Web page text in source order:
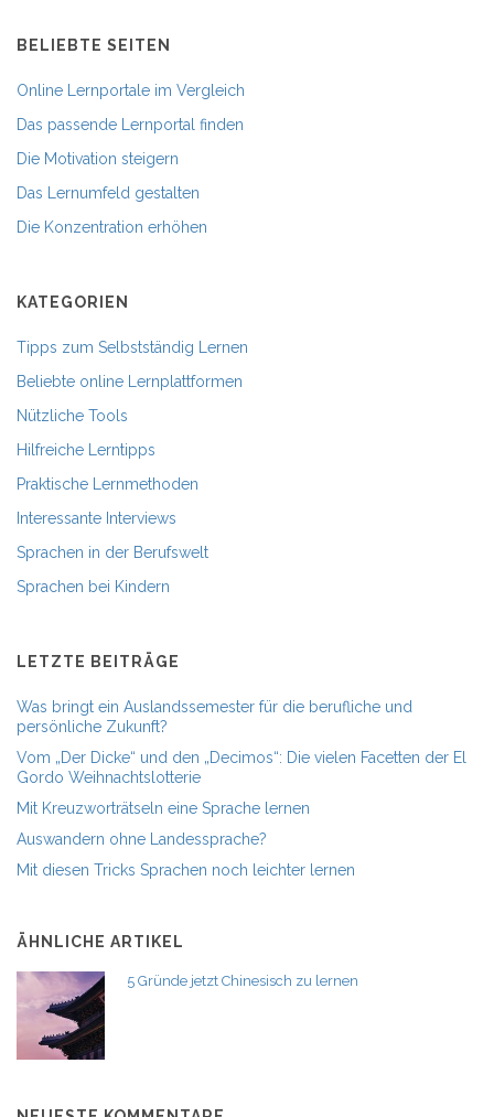
BELIEBTE SEITEN
Online Lernportale im Vergleich
Das passende Lernportal finden
Die Motivation steigern
Das Lernumfeld gestalten
Die Konzentration erhöhen
KATEGORIEN
Tipps zum Selbstständig Lernen
Beliebte online Lernplattformen
Nützliche Tools
Hilfreiche Lerntipps
Praktische Lernmethoden
Interessante Interviews
Sprachen in der Berufswelt
Sprachen bei Kindern
LETZTE BEITRÄGE
Was bringt ein Auslandssemester für die berufliche und
persönliche Zukunft?
Vom „Der Dicke“ und den „Decimos“: Die vielen Facetten der El
Gordo Weihnachtslotterie
Mit Kreuzworträtseln eine Sprache lernen
Auswandern ohne Landessprache?
Mit diesen Tricks Sprachen noch leichter lernen
ÄHNLICHE ARTIKEL
5 Gründe jetzt Chinesisch zu lernen